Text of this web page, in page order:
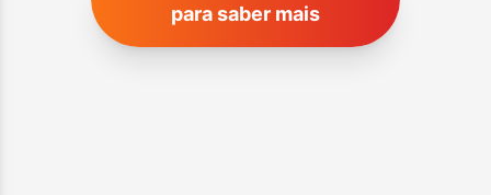
para saber mais